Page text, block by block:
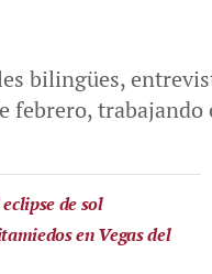
bilingües,
trabajando
de sol
en Vegas del